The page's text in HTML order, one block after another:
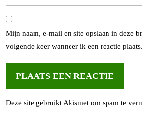
Mijn naam, e-mail en site opslaan in deze
volgende keer wanneer ik een reactie plaats.
Deze site gebruikt Akismet om spam te